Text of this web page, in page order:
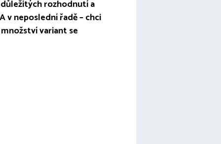
rozhodnutí a
v neposlední řadě – chci
variant se